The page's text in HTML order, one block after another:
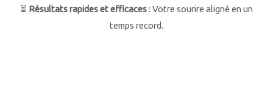
⏳ Résultats rapides et efficaces: Votre sourire aligné en un
temps record.